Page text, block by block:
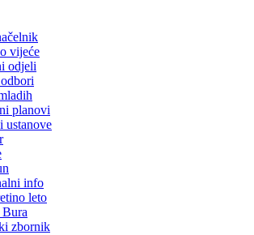
vijeće
odjeli
planovi
ustanove
info
leto
zbornik